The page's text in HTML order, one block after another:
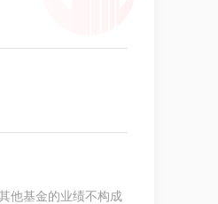
他基金的业绩不构成